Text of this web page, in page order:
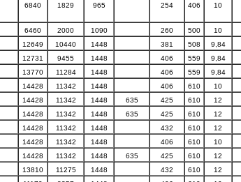
6840 1829 965 254 406 10
6460 2000 1090 260 500 10
12649 10440 1448 381 508 9,84
12731 9455 1448 406 559 9,84
13770 11284 1448 406 559 9,84
14428 11342 1448 406 610 10
14428 11342 1448 635 425 610 12
14428 11342 1448 635 425 610 12
14428 11342 1448 432 610 12
14428 11342 1448 406 610 10
14428 11342 1448 635 425 610 12
13810 11275 1448 432 610 12